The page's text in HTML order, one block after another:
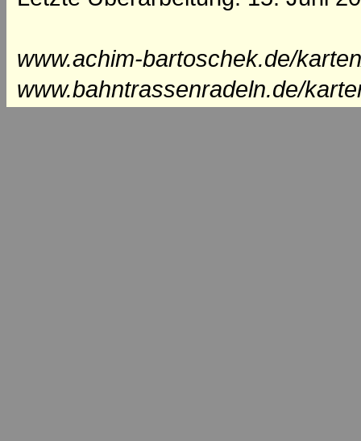
www.achim-bartoschek.de/
www.bahntrassenradeln.de/